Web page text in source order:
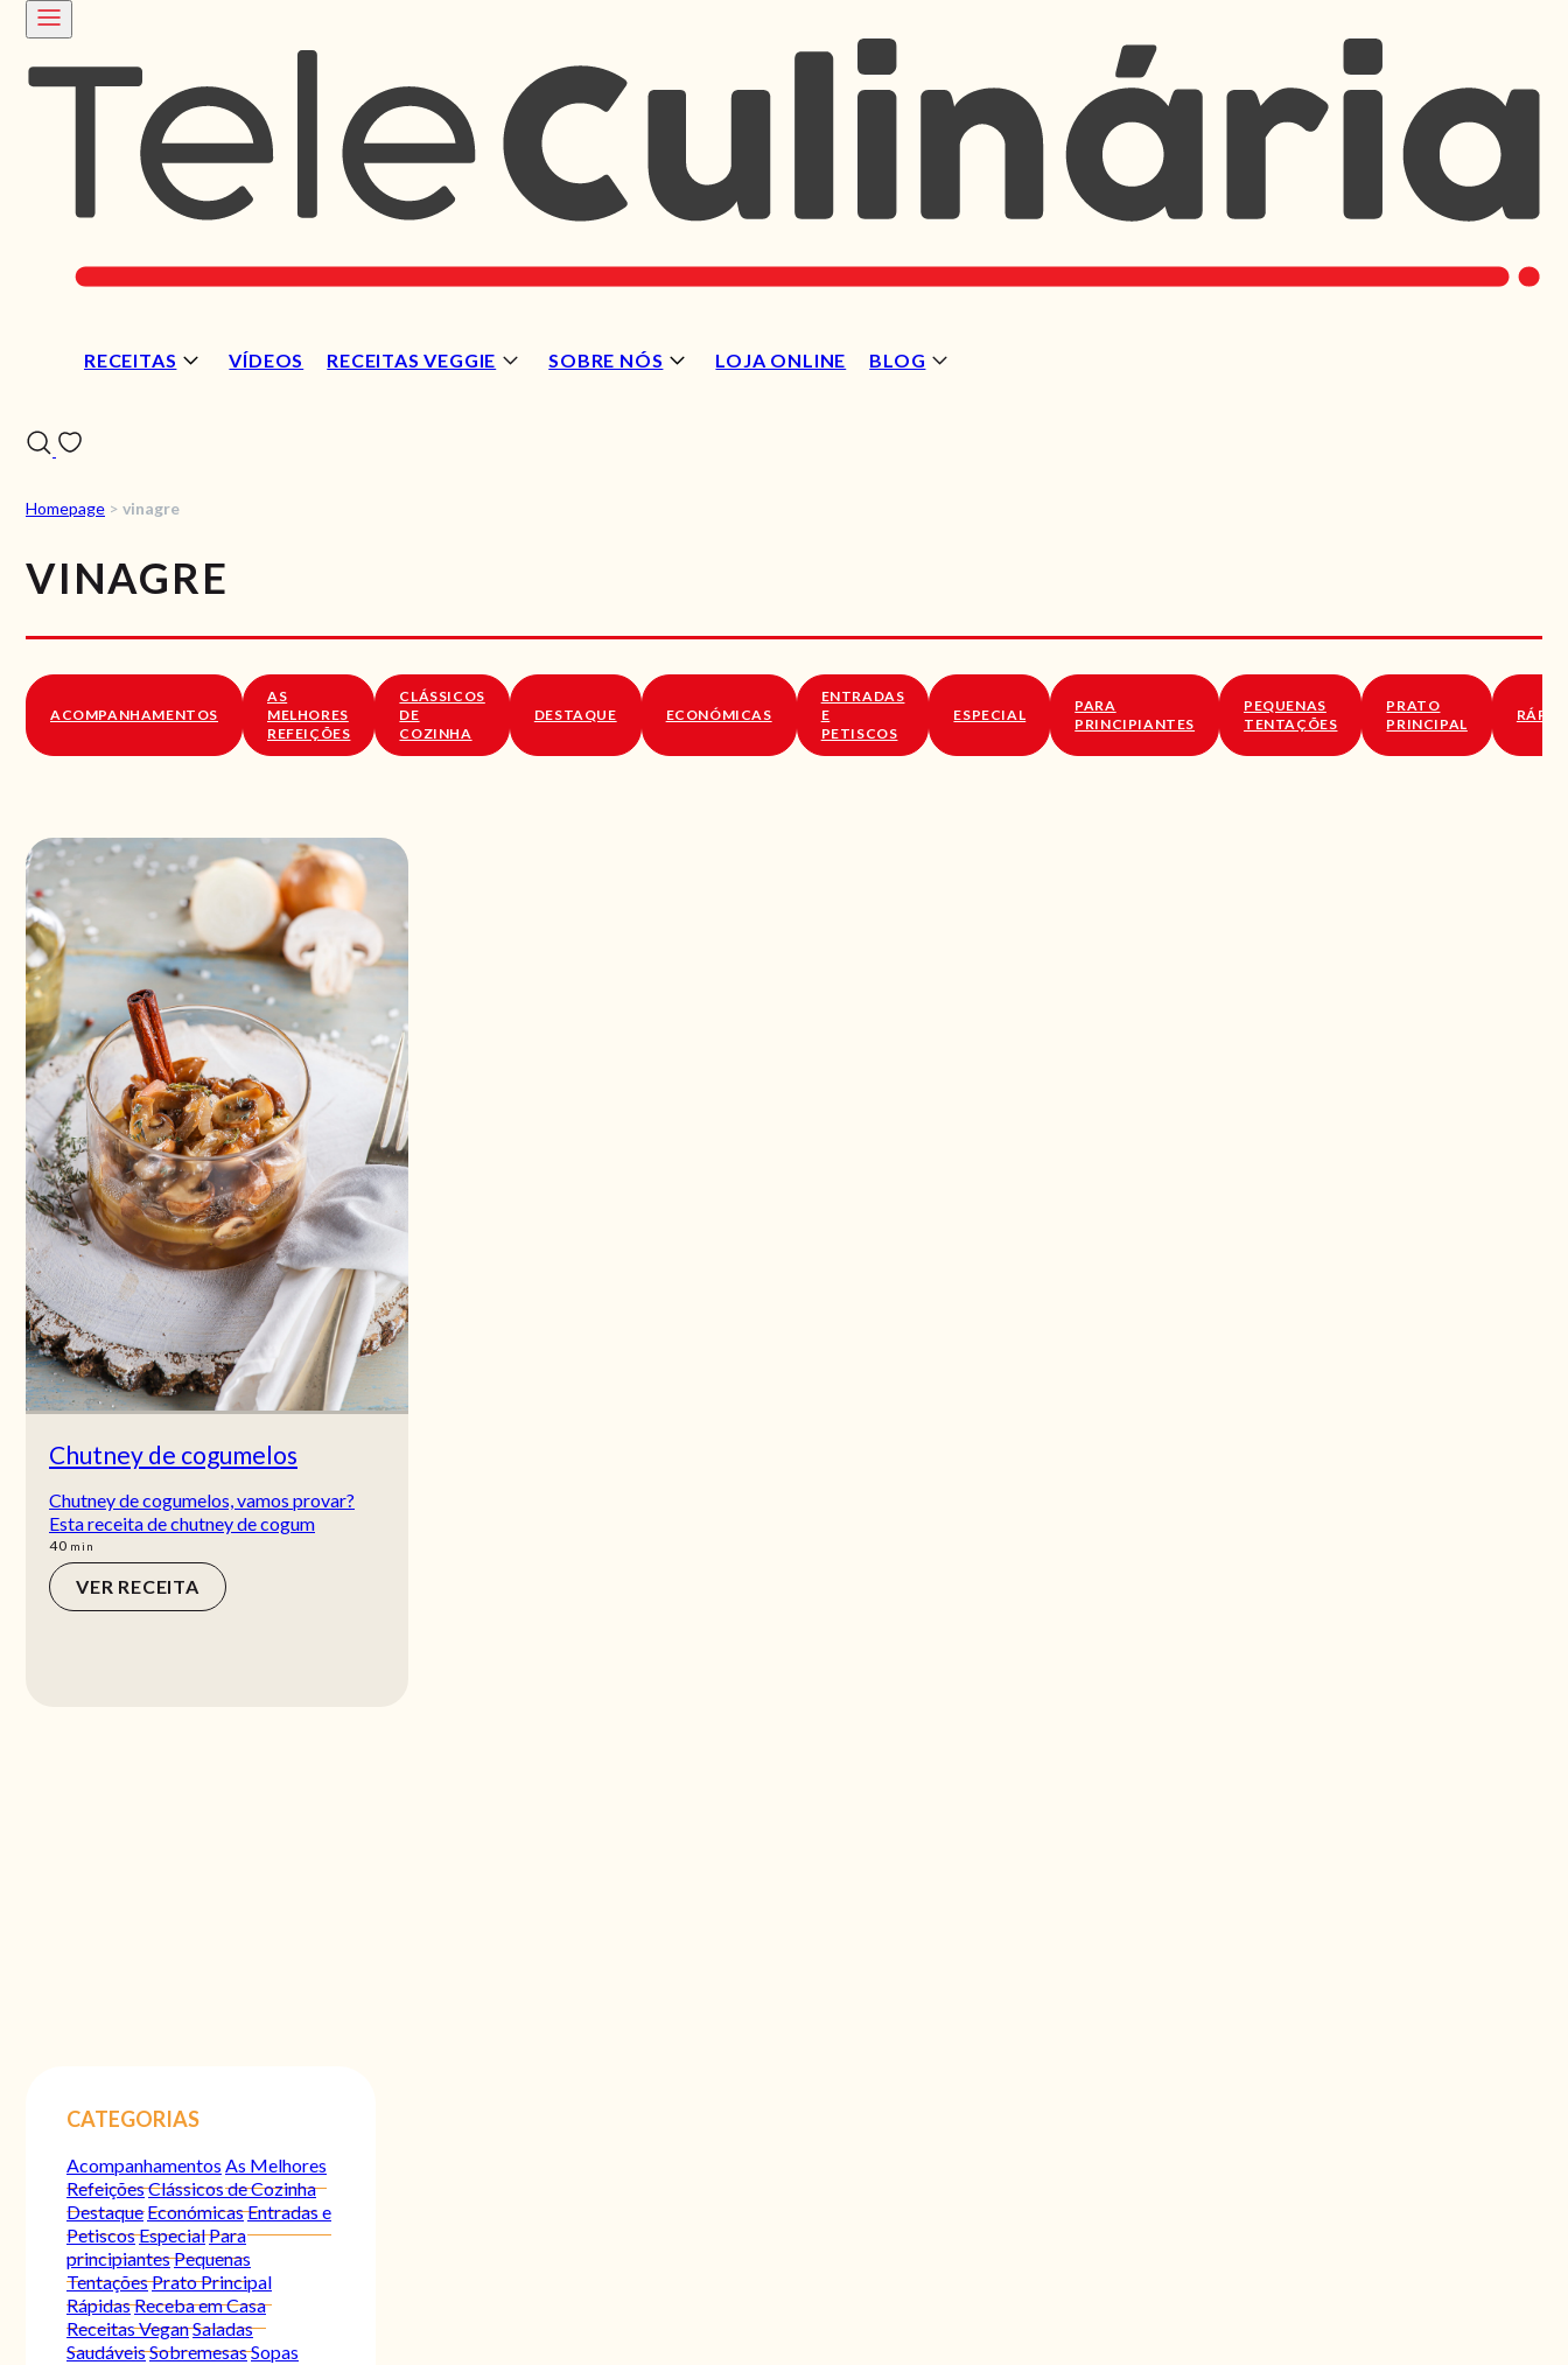
RECEITAS VÍDEOS RECEITAS VEGGIE SOBRE NÓS LOJA ONLINE BLOG
SOBRE NÓS
Homepage > vinagre
VINAGRE
ACOMPANHAMENTOS
AS
MELHORES
REFEIÇÕES
CLÁSSICOS
DE
COZINHA
DESTAQUE ECONÓMICAS
ENTRADAS
E
PETISCOS
ESPECIAL
PARA
PRINCIPIANTES
PEQUENAS
TENTAÇÕES
PRATO
PRINCIPAL
Chutney de cogumelos
Chutney de cogumelos, vamos provar?
Esta receita de chutney de cogum
40min
min
VER RECEITA
CATEGORIAS
Acompanhamentos As Melhores
RefeiçõesClássicos de Cozinha
Destaque EconómicasEntradas e
PetiscosEspecialPara
principiantesPequenas
TentaçõesPrato Principal
RápidasReceba em Casa
Receitas VeganSaladas
SaudáveisSobremesasSopas